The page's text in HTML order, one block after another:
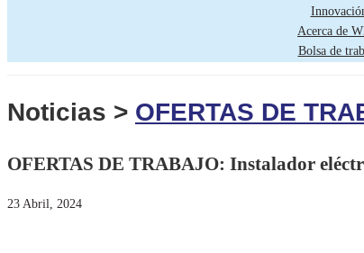
Acerca de
Bolsa de
Noticias > OFERTAS DE
OFERTAS DE TRABAJO: Instalador
23 Abril, 2024